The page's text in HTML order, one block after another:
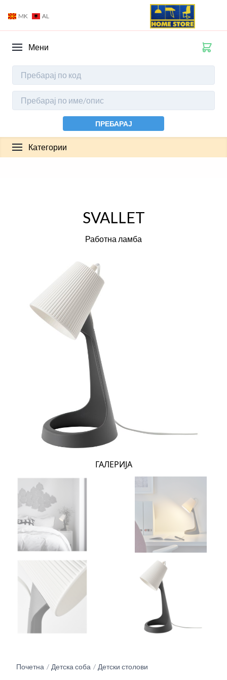
MK AL
Мени
ПРЕБАРАЈ
Категории
SVALLET
Работна ламба
ГАЛЕРИЈА
Почетна Детска соба Детски столови